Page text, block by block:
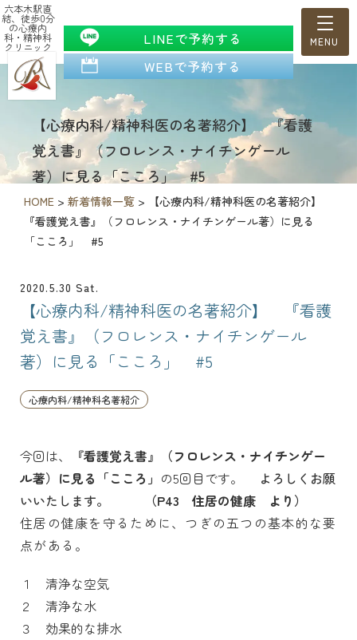
六本木駅直
結、徒歩0分
の心療内
科・精神科
クリニック
LINEで予約する
WEBで予約する
【心療内科/精神科医の名著紹介】 『看護
覚え書』（フロレンス・ナイチンゲール
著）に見る「こころ」 #5
HOME > 新着情報一覧 >
【心療内科/精神科医の名著紹介】
『看護覚え書』（フロレンス・ナイチンゲール著）に見る
「こころ」 #5
2020.5.30 Sat.
【心療内科/精神科医の名著紹介】 『看護
覚え書』（フロレンス・ナイチンゲール
著）に見る「こころ」 #5
心療内科/精神科名著紹介
今回は、
『看護覚え書』（フロレンス・ナイチンゲー
ル著）に見る「こころ」 の5回目です。
よろしくお願
いいたします。
（P43 住居の健康 より）
住居の健康を守るために、 つぎの五つの基本的な要
点がある。
１ 清浄な空気
２ 清浄な水
３ 効果的な排水